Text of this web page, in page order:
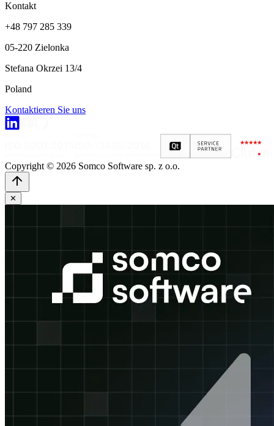
Kontakt
+48 797 285 339
05-220 Zielonka
Stefana Okrzei 13/4
Poland
Kontaktieren Sie uns
Copyright © 2026 Somco Software sp. z o.o.
✕